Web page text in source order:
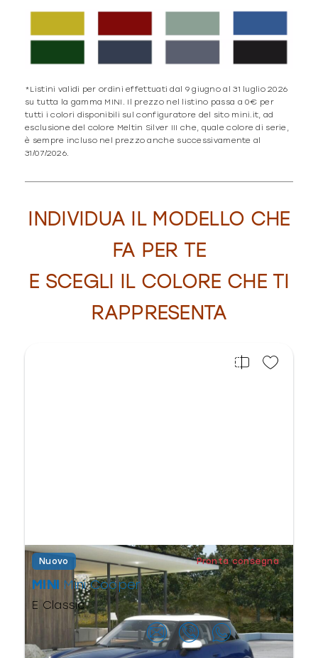
*Listini validi per ordini effettuati dal 9 giugno al 31 luglio 2026
su tutta la gamma MINI. Il prezzo nel listino passa a 0€ per
tutti i colori disponibili sul configuratore del sito mini.it, ad
esclusione del colore Meltin Silver III che, quale colore di serie,
è sempre incluso nel prezzo anche successivamente al
31/07/2026.
INDIVIDUA IL MODELLO CHE
FA PER TE
E SCEGLI IL COLORE CHE TI
RAPPRESENTA
Nuovo Pronta consegna
MINI Mini Cooper
E Classic
Contattaci